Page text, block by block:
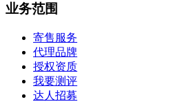
业务范围
寄售服务
代理品牌
授权资质
我要测评
达人招募